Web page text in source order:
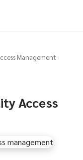
Management
Access